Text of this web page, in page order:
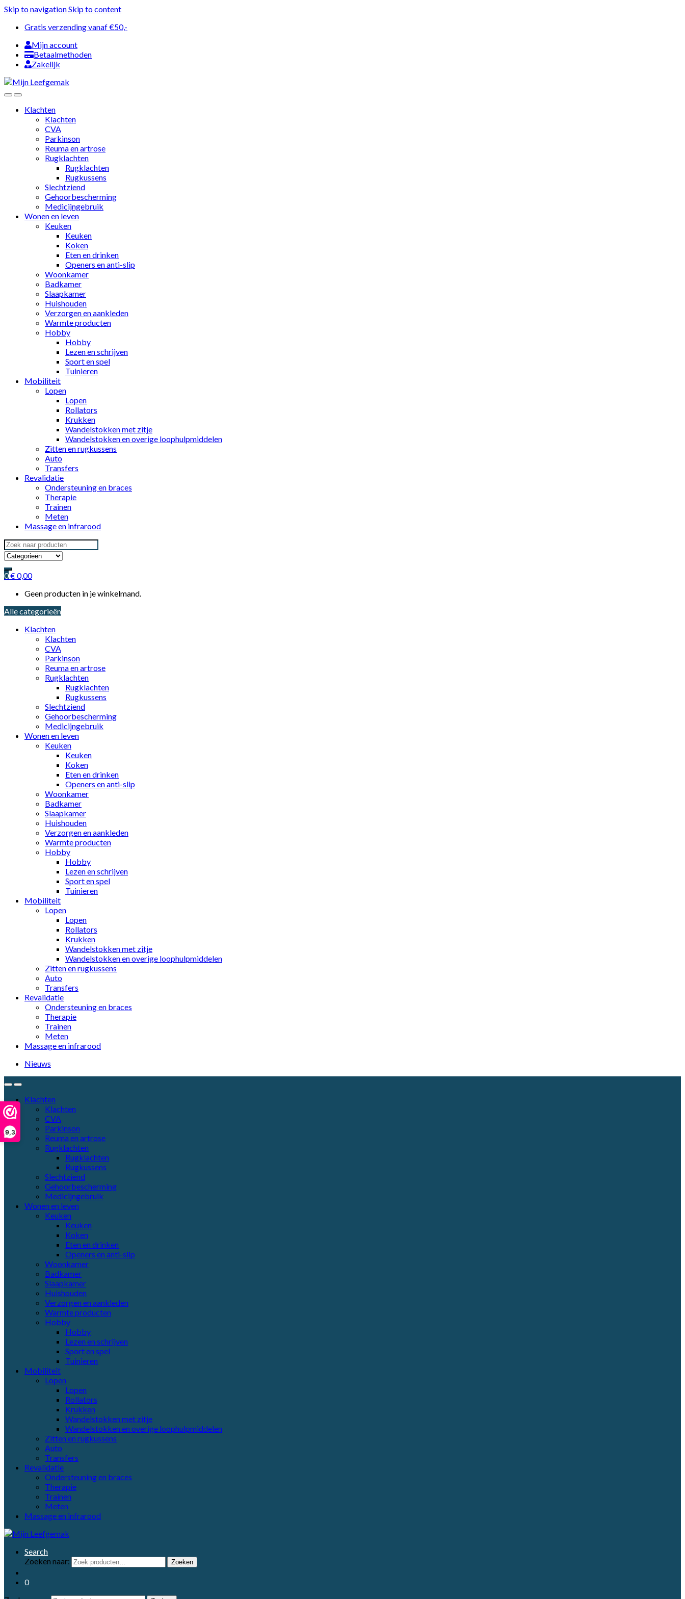
9,3
Skip to navigationSkip to content
Gratis verzending vanaf €50,-
Mijn account
Betaalmethoden
Zakelijk
Klachten
Klachten
CVA
Parkinson
Reuma en artrose
Rugklachten
Rugklachten
Rugkussens
Slechtziend
Gehoorbescherming
Medicijngebruik
Wonen en leven
Keuken
Keuken
Koken
Eten en drinken
Openers en anti-slip
Woonkamer
Badkamer
Slaapkamer
Huishouden
Verzorgen en aankleden
Warmte producten
Hobby
Hobby
Lezen en schrijven
Sport en spel
Tuinieren
Mobiliteit
Lopen
Lopen
Rollators
Krukken
Wandelstokken met zitje
Wandelstokken en overige loophulpmiddelen
Zitten en rugkussens
Auto
Transfers
Revalidatie
Ondersteuning en braces
Therapie
Trainen
Meten
Massage en infrarood
Search
for:
0€0,00
Geen producten in je winkelmand.
Alle categorieën
Klachten
Klachten
CVA
Parkinson
Reuma en artrose
Rugklachten
Rugklachten
Rugkussens
Slechtziend
Gehoorbescherming
Medicijngebruik
Wonen en leven
Keuken
Keuken
Koken
Eten en drinken
Openers en anti-slip
Woonkamer
Badkamer
Slaapkamer
Huishouden
Verzorgen en aankleden
Warmte producten
Hobby
Hobby
Lezen en schrijven
Sport en spel
Tuinieren
Mobiliteit
Lopen
Lopen
Rollators
Krukken
Wandelstokken met zitje
Wandelstokken en overige loophulpmiddelen
Zitten en rugkussens
Auto
Transfers
Revalidatie
Ondersteuning en braces
Therapie
Trainen
Meten
Massage en infrarood
Nieuws
Klachten
Klachten
CVA
Parkinson
Reuma en artrose
Rugklachten
Rugklachten
Rugkussens
Slechtziend
Gehoorbescherming
Medicijngebruik
Wonen en leven
Keuken
Keuken
Koken
Eten en drinken
Openers en anti-slip
Woonkamer
Badkamer
Slaapkamer
Huishouden
Verzorgen en aankleden
Warmte producten
Hobby
Hobby
Lezen en schrijven
Sport en spel
Tuinieren
Mobiliteit
Lopen
Lopen
Rollators
Krukken
Wandelstokken met zitje
Wandelstokken en overige loophulpmiddelen
Zitten en rugkussens
Auto
Transfers
Revalidatie
Ondersteuning en braces
Therapie
Trainen
Meten
Massage en infrarood
Search
Zoeken naar:
Zoeken
0